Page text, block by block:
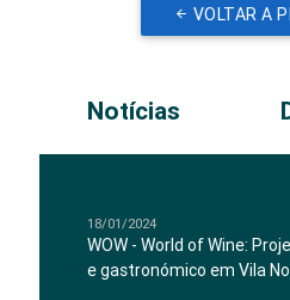
VOLTAR A
Notícias
18/01/2024
WOW - World of Wine:
e gastronómico em Vila